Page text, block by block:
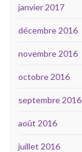
janvier 2017
décembre 2016
novembre 2016
octobre 2016
septembre 2016
août 2016
juillet 2016